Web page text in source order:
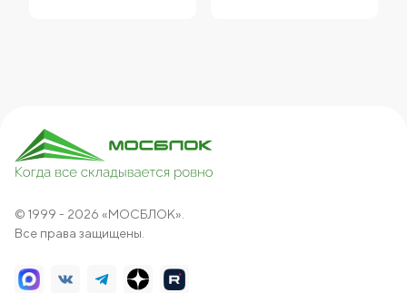
© 1999 - 2026 «МОСБЛОК».
Все права защищены.